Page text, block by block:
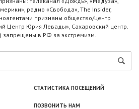
радио «Свобода», The Insider,
признаны общество/центр
Центр Юрия Левады», Сахаровский центр.
запрещены в РФ за экстремизм.
СТАТИСТИКА ПОСЕЩЕНИЙ
ПОЗВОНИТЬ НАМ